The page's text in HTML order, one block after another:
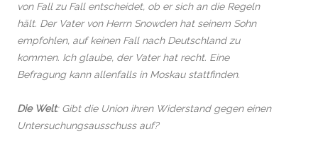
von Fall zu Fall entscheidet, ob er sich an die Regeln
hält. Der Vater von Herrn Snowden hat seinem Sohn
empfohlen, auf keinen Fall nach Deutschland zu
kommen. Ich glaube, der Vater hat recht. Eine
Befragung kann allenfalls in Moskau stattfinden.
Die Welt: Gibt die Union ihren Widerstand gegen einen
Untersuchungsausschuss auf?